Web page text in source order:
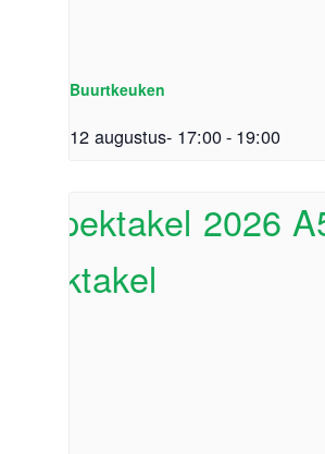
Buurtkeuken
12 augustus- 17:00- 19:00